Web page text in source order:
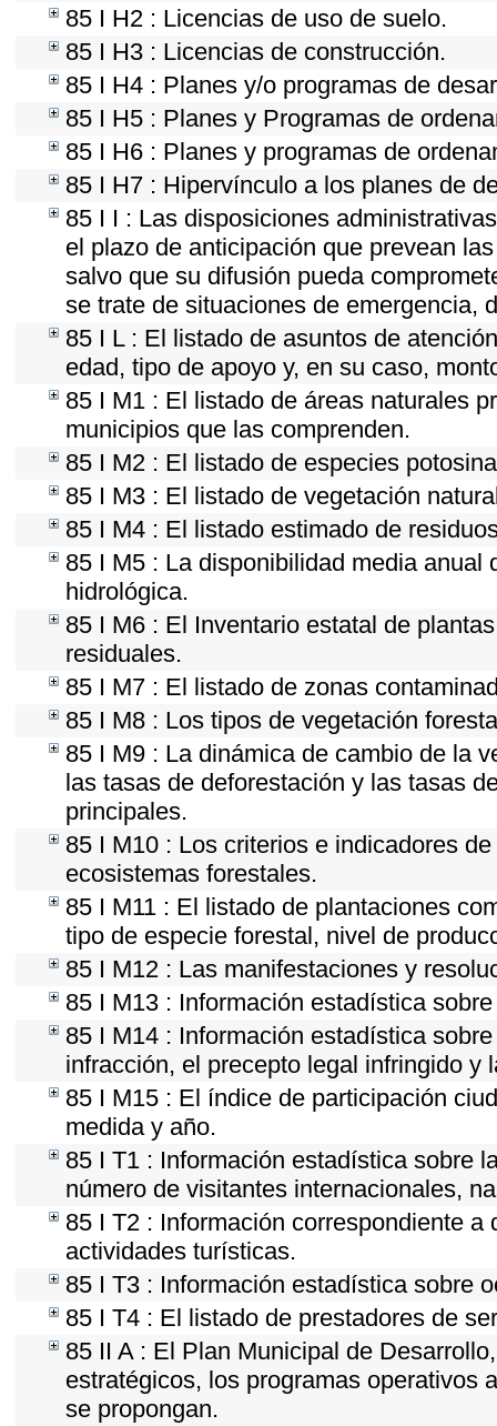
85 I H2 : Licencias de uso de suelo.
85 I H3 : Licencias de construcción.
85 I H4 : Planes y/o programas de
85 I H5 : Planes y Programas de
85 I H6 : Planes y programas de
85 I H7 : Hipervínculo a los planes de
85 I I : Las disposiciones
el plazo de anticipación que prevean
salvo que su difusión pueda
se trate de situaciones de emergencia,
85 I L : El listado de asuntos de
edad, tipo de apoyo y, en su caso,
85 I M1 : El listado de áreas naturales
municipios que las comprenden.
85 I M2 : El listado de especies
85 I M3 : El listado de vegetación
85 I M4 : El listado estimado de
85 I M5 : La disponibilidad media
hidrológica.
85 I M6 : El Inventario estatal de
residuales.
85 I M7 : El listado de zonas
85 I M8 : Los tipos de vegetación
85 I M9 : La dinámica de cambio de la
las tasas de deforestación y las tasas
principales.
85 I M10 : Los criterios e indicadores
ecosistemas forestales.
85 I M11 : El listado de plantaciones
tipo de especie forestal, nivel de
85 I M12 : Las manifestaciones y
85 I M13 : Información estadística
85 I M14 : Información estadística
infracción, el precepto legal infringido y
85 I M15 : El índice de participación
medida y año.
85 I T1 : Información estadística sobre
número de visitantes internacionales,
85 I T2 : Información correspondiente
actividades turísticas.
85 I T3 : Información estadística sobre
85 I T4 : El listado de prestadores de
85 II A : El Plan Municipal de
estratégicos, los programas operativos
se propongan.